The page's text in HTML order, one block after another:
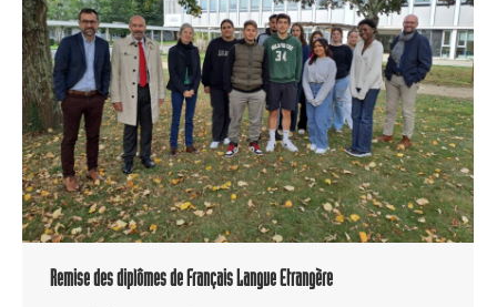
Remise des diplômes de Français Langue Etrangère